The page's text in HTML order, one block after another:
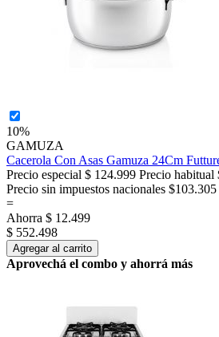
10%
GAMUZA
Cacerola Con Asas Gamuza 24Cm
Precio especial $ 124.999 Precio habitual
Precio sin impuestos nacionales $103.305
=
Ahorra $ 12.499
$ 552.498
Agregar al carrito
Aprovechá el combo y ahorrá más